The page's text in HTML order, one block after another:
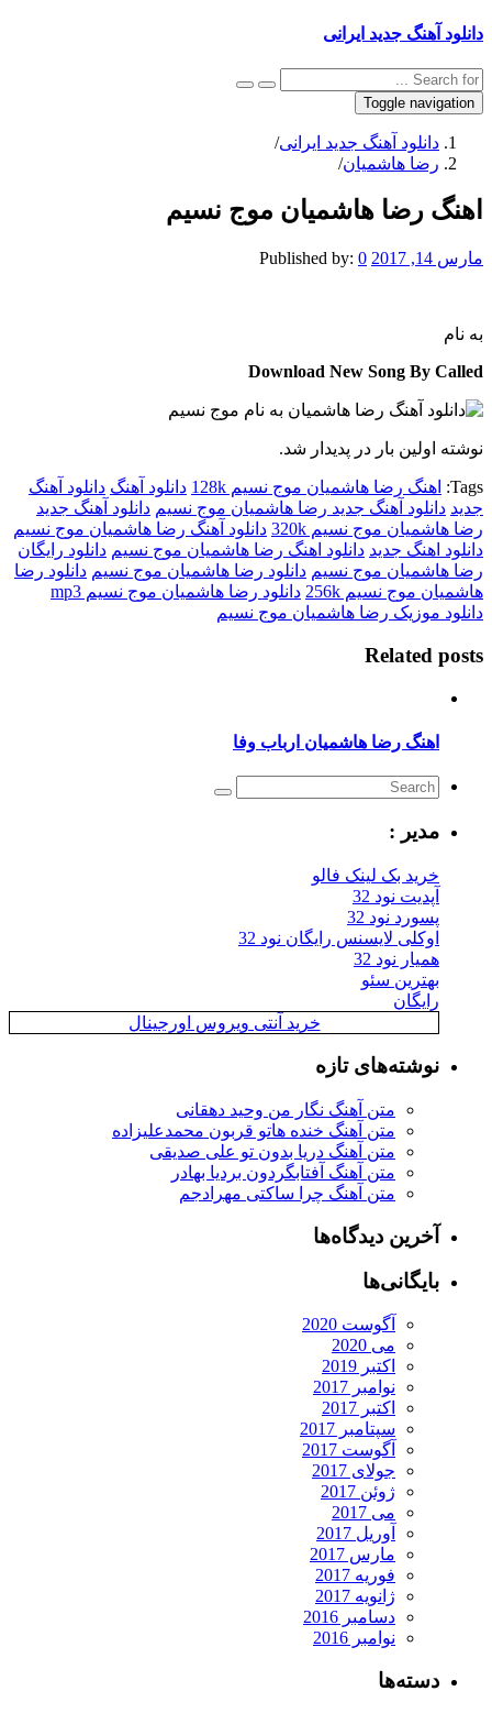
دانلود آهنگ جدید ایرانی
Toggle navigation
دانلود آهنگ جدید ایرانی/
رضا هاشمیان/
اهنگ رضا هاشمیان موج نسیم
مارس 14, 2017 Published by: 0
به نام
Download New Song By Called
نوشته اولین بار در پدیدار شد.
Tags: اهنگ رضا هاشمیان موج نسیم 128k دانلود آهنگ دانلود آهنگ
جدید دانلود آهنگ جدید رضا هاشمیان موج نسیم دانلود آهنگ جدید
رضا هاشمیان موج نسیم 320k
دانلود آهنگ رضا هاشمیان موج نسیم
دانلود اهنگ جدید دانلود اهنگ رضا هاشمیان موج نسیم دانلود رایگان
رضا هاشمیان موج نسیم دانلود رضا هاشمیان موج نسیم دانلود رضا
هاشمیان موج نسیم 256k
دانلود رضا هاشمیان موج نسیم mp3
دانلود موزیک رضا هاشمیان موج نسیم
Related posts
اهنگ رضا هاشمیان ارباب وفا
مدیر :
خرید بک لینک فالو
آپدیت نود 32
پسورد نود 32
اوکلی لایسنس رایگان نود 32
همیار نود 32
بهترین سئو
رایگان
خرید آنتی ویروس اورجینال
نوشته‌های تازه
متن آهنگ نگار من وحید دهقانی
متن آهنگ خنده هاتو قربون محمدعلیزاده
متن آهنگ دریا بدون تو علی صدیقی
متن آهنگ آفتابگردون بردیا بهادر
متن آهنگ چرا ساکتی مهرادجم
آخرین دیدگاه‌ها
بایگانی‌ها
آگوست 2020
می 2020
اکتبر 2019
نوامبر 2017
اکتبر 2017
سپتامبر 2017
آگوست 2017
جولای 2017
ژوئن 2017
می 2017
آوریل 2017
مارس 2017
فوریه 2017
ژانویه 2017
دسامبر 2016
نوامبر 2016
دسته‌ها